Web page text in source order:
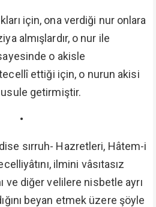
için, ona verdiği nur onlara
almışlardır, o nur ile
o akisle
ettiği için, o nurun akisi
getirmiştir.
•
sırruh- Hazretleri, Hâtem-i
ilmini vâsıtasız
ve diğer velilere nisbetle ayrı
beyan etmek üzere şöyle